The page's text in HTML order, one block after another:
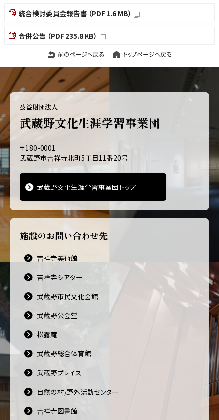
統合検討委員会報告書 （PDF 1.6 MB）
合併公告 （PDF 235.8 KB）
前のページへ戻る トップページへ戻る
公益財団法人
武蔵野文化生涯学習事業団
〒180-0001
武蔵野市吉祥寺北町5丁目11番20号
武蔵野文化生涯学習事業団トップ
施設のお問い合わせ先
吉祥寺美術館
吉祥寺シアター
武蔵野市民文化会館
武蔵野公会堂
松露庵
武蔵野総合体育館
武蔵野プレイス
自然の村/野外活動センター
吉祥寺図書館